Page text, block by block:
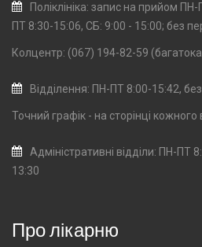
Поліклініка: запис на прийом
ПТ 8:30-15:06, СБ: 9:00 - 15:00; без
Колцентр: (067) 194-82-59
Відділення: ПН-ПТ 8:00-15:42,
Точний графік - на сторінці кожного
Адміністративні відділи: ПН-ПТ
13:30
Про лікарню